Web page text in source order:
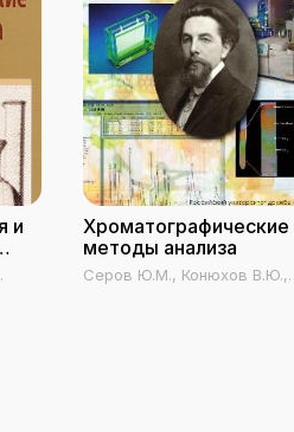
и
Хроматографические
методы анализа
Серов Ю.М., Конюхов В.Ю.,